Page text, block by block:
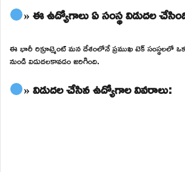
» ఈ ఉద్యోగాలు ఏ సంస్థ విడుదల
ఈ భారీ రిక్రూట్మెంట్ మన దేశంలోనే ప్రముఖ టెక్ సంస్థలలో
నుండి విడుదలకావడం జరిగింది.
» విడుదల చేసిన ఉద్యోగాల వివరాలు: